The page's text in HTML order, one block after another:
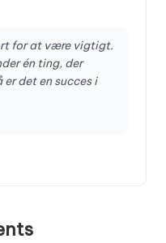
for at være vigtigt.
én ting, der
er det en succes i